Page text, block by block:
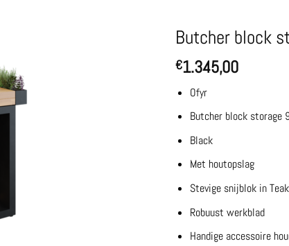
Butcher block
€1.345,00
Ofyr
Butcher block storage
Black
Met houtopslag
Stevige snijblok in
Robuust werkblad
Handige accessoire